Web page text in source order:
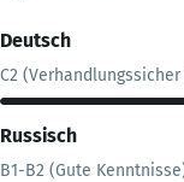
Deutsch
C2
Russisch
B1-B2 (Gute